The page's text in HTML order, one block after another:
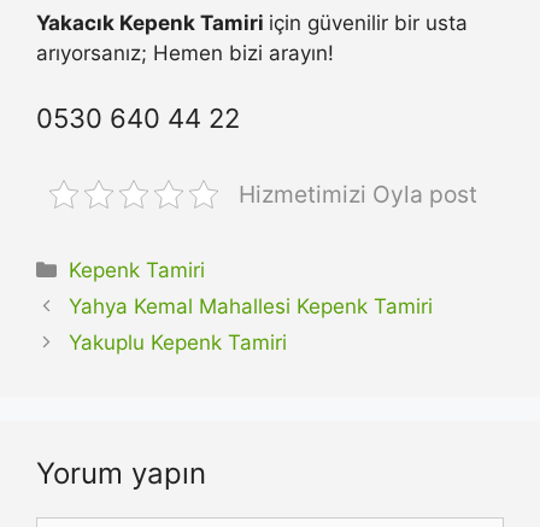
Yakacık Kepenk Tamiri için güvenilir bir usta
arıyorsanız; Hemen bizi arayın!
0530 640 44 22
Hizmetimizi Oyla post
Kategoriler
Kepenk Tamiri
Yahya Kemal Mahallesi Kepenk Tamiri
Yakuplu Kepenk Tamiri
Yorum yapın